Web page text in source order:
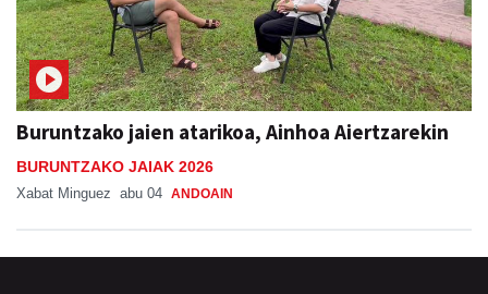
Buruntzako jaien atarikoa, Ainhoa Aiertzarekin
BURUNTZAKO JAIAK 2026
Xabat Minguez abu 04 ANDOAIN